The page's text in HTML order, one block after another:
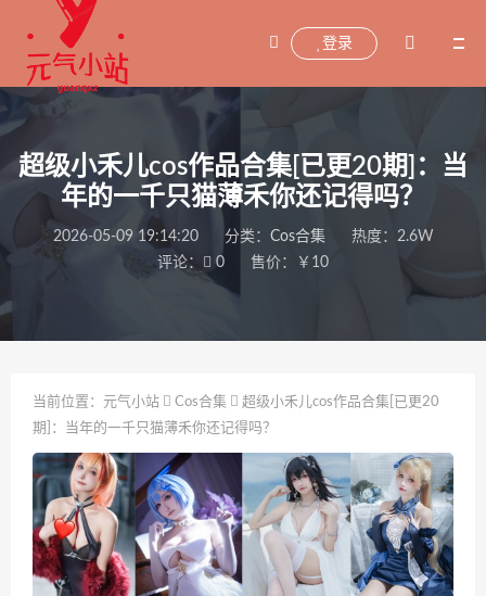
登录
超级小禾儿cos作品合集[已更20期]：当
年的一千只猫薄禾你还记得吗？
2026-05-09 19:14:20 分类： Cos合集
热度：2.6W
评论：
0 售价：￥10
当前位置： 元气小站 Cos合集
超级小禾儿cos作品合集[已更20
期]：当年的一千只猫薄禾你还记得吗？